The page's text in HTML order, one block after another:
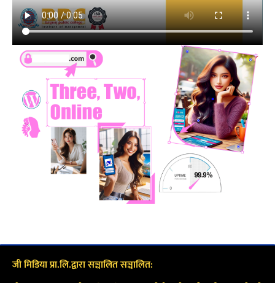
जी मिडिया प्रा.लि.द्वारा सञ्चालित सञ्चालित: